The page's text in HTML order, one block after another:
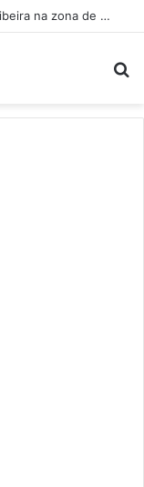
Parte de um corpo encontrada numa ribeira na zona de Penacova